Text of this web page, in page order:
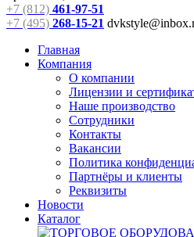
+7 (812) 461-97-51
+7 (495) 268-15-21
Главная
Компания
О компании
Лицензии и
Наше производство
Сотрудники
Контакты
Вакансии
Политика
Партнёры и клиенты
Реквизиты
Новости
Каталог